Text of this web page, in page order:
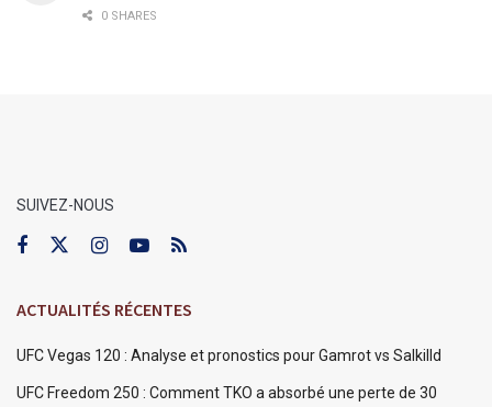
0 SHARES
SUIVEZ-NOUS
ACTUALITÉS RÉCENTES
UFC Vegas 120 : Analyse et pronostics pour Gamrot vs Salkilld
UFC Freedom 250 : Comment TKO a absorbé une perte de 30